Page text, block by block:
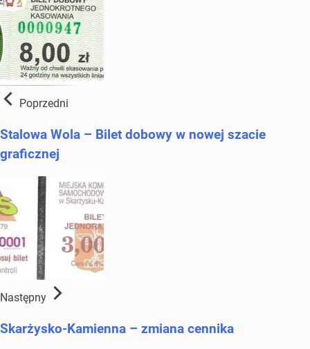
Poprzedni
Stalowa Wola – Bilet dobowy w nowej szacie
graficznej
Następny
Skarżysko-Kamienna – zmiana cennika